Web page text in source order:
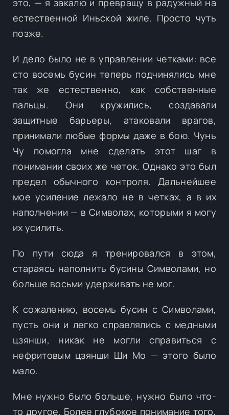
это, — я закалю и превращу в радужный на
естественной Иньской жиле. Просто чуть
позже.
И дело было не в управлении четками: все
сто восемь бусин теперь подчинялись мне
так же естественно, как собственные
пальцы. Они кружились, создавали
защитные барьеры, атаковали врагов,
принимали любые формы даже в бою. Чунь
Чу помогла мне сделать этот шаг в
понимании своих же четок. Однако это был
предел обычного контроля. Дальнейшее
мое усиление лежало не в четках, а в их
наполнении — в Символах, которыми я могу
их усилить.
По пути сюда я тренировался в этом,
стараясь наполнить бусины Символами, но
больше восьми удерживать не мог.
К сожалению, восемь бусин с Символами,
пусть они и легко справлялись с медными
цзянши, никак не могли справиться с
нефритовым цзянши Ши Мо — этого было
мало.
Мне нужно было больше, нужно было что-
то другое. Более глубокое понимание того,